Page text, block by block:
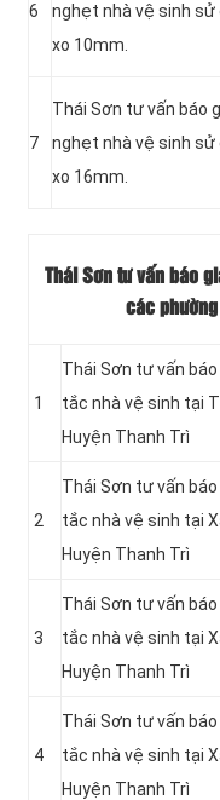
6
nghẹt nhà vệ sinh sử
xo 10mm.
7
Thái Sơn tư vấn báo
nghẹt nhà vệ sinh sử
xo 16mm.
Thái Sơn tư vấn báo
các phường
1
Thái Sơn tư vấn
tắc nhà vệ sinh tại
Huyện Thanh Trì
2
Thái Sơn tư vấn
tắc nhà vệ sinh tại
Huyện Thanh Trì
3
Thái Sơn tư vấn
tắc nhà vệ sinh tại
Huyện Thanh Trì
4
Thái Sơn tư vấn
tắc nhà vệ sinh tại
Huyện Thanh Trì